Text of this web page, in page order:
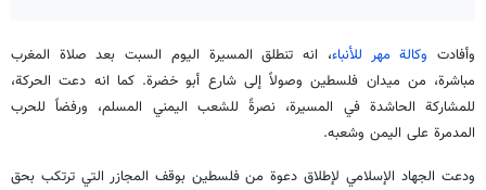
وأفادت وكالة مهر للأنباء، انه تنطلق المسيرة اليوم السبت بعد صلاة المغرب
مباشرة، من ميدان فلسطين وصولاً إلى شارع أبو خضرة. كما انه دعت الحركة،
للمشاركة الحاشدة في المسيرة، نصرةً للشعب اليمني المسلم، ورفضاً للحرب
المدمرة على اليمن وشعبه.
ودعت الجهاد الإسلامي لإطلاق دعوة من فلسطين بوقف المجازر التي ترتكب بحق